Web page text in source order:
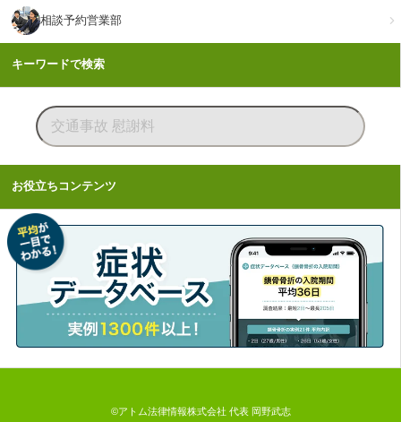
相談予約営業部
キーワードで検索
お役立ちコンテンツ
©アトム法律情報株式会社 代表 岡野武志